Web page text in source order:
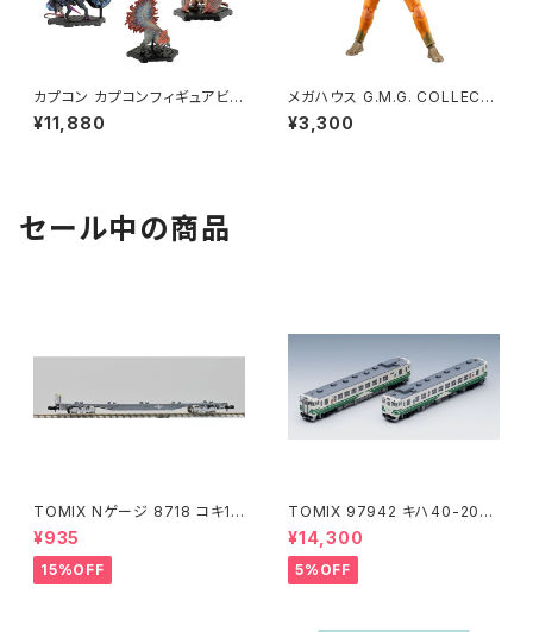
カプコン カプコンフィギュアビル
ダー モンスターハンター スタン
ダードモデル Plus Vol.28 1BO
¥11,880
メガハウス G.M.G. COLLECTI
ON 05 機動戦士ガンダム 地球
連邦軍ノーマルスーツ兵士 フィ
¥3,300
セール中の商品
TOMIX Nゲージ 8718 コキ10
7 (増備型・コンテナなし) 鉄道
模型
¥935
15%OFF
TOMIX 97942 キハ40-200
0(アリガトウキハ40・48・男鹿
線)2両 鉄道模型
¥14,300
5%OFF